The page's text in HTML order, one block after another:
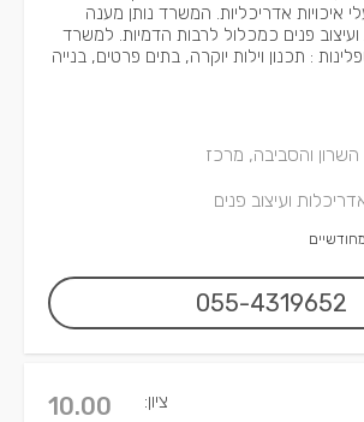
איכויות אדריכליות. המשרד נותן מענה
ועיצוב פנים כמכלול לרבות הדמיות. למשרד
: תכנון וילות יוקרה, בתים פרטים, בנייה
השרון והסביבה, מרכז
ועיצוב פנים
055-4319652
ציון: 10.00